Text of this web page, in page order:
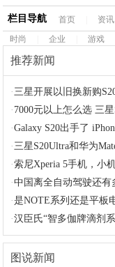
栏目导航 首页 资讯
时尚
企业 游戏
推荐新闻
·三星开展以旧换新购
· 7000元以上怎么选 三
·Galaxy S20出手了
·三星S20Ultra和华为
·索尼Xperia 5手机，小
·中国离全自动驾驶还
·是NOTE系列还是平板
·汉臣氏“智多伽牌滴剂
图说新闻